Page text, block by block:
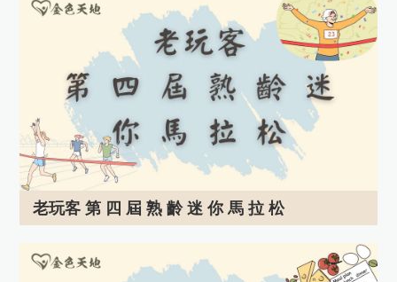
老玩客 第 四 屆 熟 齡 迷 你 馬 拉 松